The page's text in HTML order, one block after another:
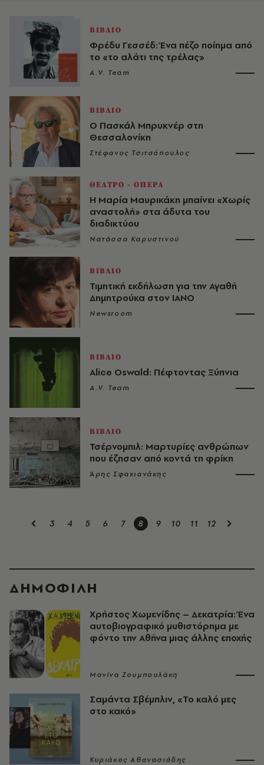
ΒΙΒΛΙΟ
Φρέδυ Γεσσέδ: Ένα πέζο ποίημα από
το «το αλάτι της τρέλας»
A.V. Team
ΒΙΒΛΙΟ
Ο Πασκάλ Μπρυκνέρ στη
Θεσσαλονίκη
Στέφανος Τσιτσόπουλος
ΘΕΑΤΡΟ - ΟΠΕΡΑ
H Μαρία Μαυρικάκη μπαίνει «Χωρίς
αναστολή» στα άδυτα του
διαδικτύου
Νατάσσα Καρυστινού
ΒΙΒΛΙΟ
Τιμητική εκδήλωση για την Αγαθή
Δημητρούκα στον ΙΑΝΟ
Newsroom
ΒΙΒΛΙΟ
Alice Oswald: Πέφτοντας Ξύπνια
A.V. Team
ΒΙΒΛΙΟ
Τσέρνομπιλ: Μαρτυρίες ανθρώπων
που έζησαν από κοντά τη φρίκη
Άρης Σφακιανάκης
3 4 5 6 7 8 9 10 11 12
ΔΗΜΟΦΙΛΗ
Χρήστος Χωμενίδης – Δεκατρία: Ένα
αυτοβιογραφικό μυθιστόρημα με
φόντο την Αθήνα μιας άλλης εποχής
Μανίνα Ζουμπουλάκη
Σαµάντα Σβέµπλιν, «Το καλό μες
στο κακό»
Κυριάκος Αθανασιάδης